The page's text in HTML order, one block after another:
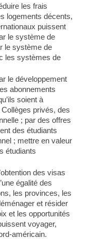
les frais
logements décents,
puissent
le système de
le système de
les systèmes de
le développement
abonnements
soient à
privés, des
; par des offres
des étudiants
; mettre en valeur
étudiants
des visas
égalité des
les provinces, les
et résider
et les opportunités
voyager,
américain.